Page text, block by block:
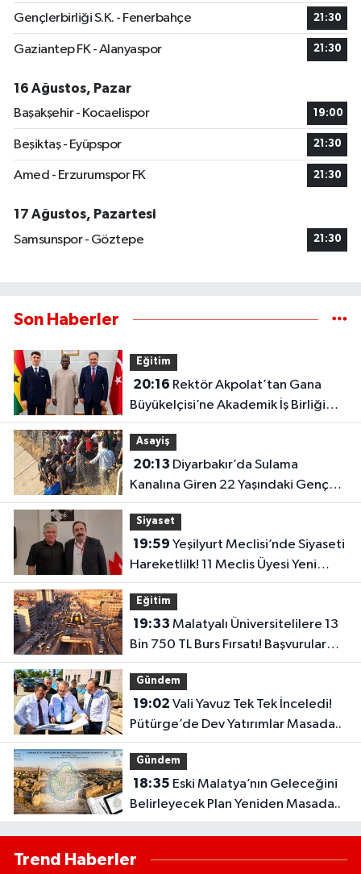
Gençlerbirliği S.K. - Fenerbahçe 21:30
Gaziantep FK - Alanyaspor 21:30
16 Ağustos, Pazar
Başakşehir - Kocaelispor
19:00
Beşiktaş - Eyüpspor 21:30
Amed - Erzurumspor FK 21:30
17 Ağustos, Pazartesi
Samsunspor - Göztepe
21:30
Son Haberler
Eğitim
20:16
Büyükelçisi’ne Akademik İş Birliği
Ziyareti!
Asayiş
20:13
Kanalına Giren 22 Yaşındaki Genç
Hayatını Kaybetti!
Siyaset
19:59
Hareketlilk! 11 Meclis Üyesi Yeni
Parti’ye Katıldı..
Eğitim
19:33
Bin 750 TL Burs Fırsatı! Başvurular
Başlıyor...
Gündem
19:02
Pütürge’de Dev Yatırımlar Masada..
Gündem
18:35
Belirleyecek Plan Yeniden Masada..
Trend Haberler